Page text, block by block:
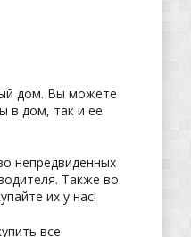
дом. Вы можете
в дом, так и ее
непредвиденных
Также во
их у нас!
все